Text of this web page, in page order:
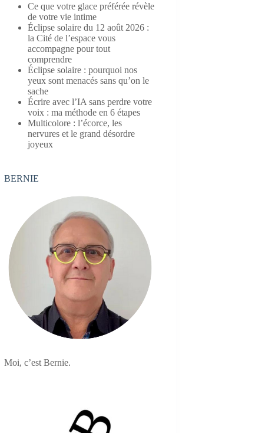
Ce que votre glace préférée révèle
de votre vie intime
Éclipse solaire du 12 août 2026 :
la Cité de l’espace vous
accompagne pour tout
comprendre
Éclipse solaire : pourquoi nos
yeux sont menacés sans qu’on le
sache
Écrire avec l’IA sans perdre votre
voix : ma méthode en 6 étapes
Multicolore : l’écorce, les
nervures et le grand désordre
joyeux
BERNIE
Moi, c’est Bernie.